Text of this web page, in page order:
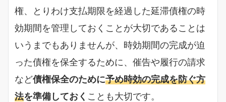
権、とりわけ支払期限を経過した延滞債権の時
効期間を管理しておくことが大切であることは
いうまでもありませんが、時効期間の完成が迫
った債権を保全するために、催告や履行の請求
など債権保全のために予め時効の完成を防ぐ方
法を準備しておく ことも大切です。